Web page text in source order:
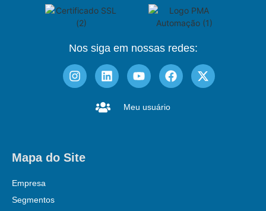
Nos siga em nossas redes:
Meu usuário
Mapa do Site
Empresa
Segmentos